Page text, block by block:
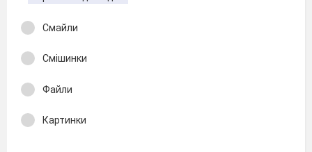
Смайли
Смішинки
Файли
Картинки